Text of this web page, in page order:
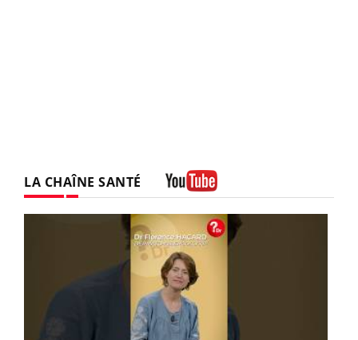
LA CHAÎNE SANTÉ